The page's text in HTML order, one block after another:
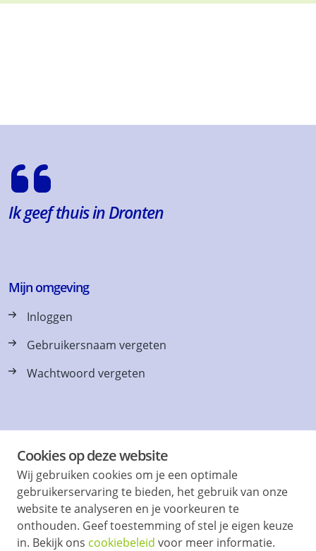
Ik geef thuis in Dronten
Mijn omgeving
Inloggen
Gebruikersnaam vergeten
Wachtwoord vergeten
Vaak gevraagd, Tips & Contact
Onlangs verhuurd
Cookies op deze website
Wij gebruiken cookies om je een optimale
gebruikerservaring te bieden, het gebruik van onze
website te analyseren en je voorkeuren te
onthouden. Geef toestemming of stel je eigen keuze
in. Bekijk ons cookiebeleid voor meer informatie.